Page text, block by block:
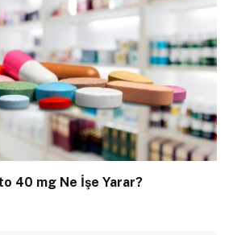
40 mg Ne İşe Yarar?